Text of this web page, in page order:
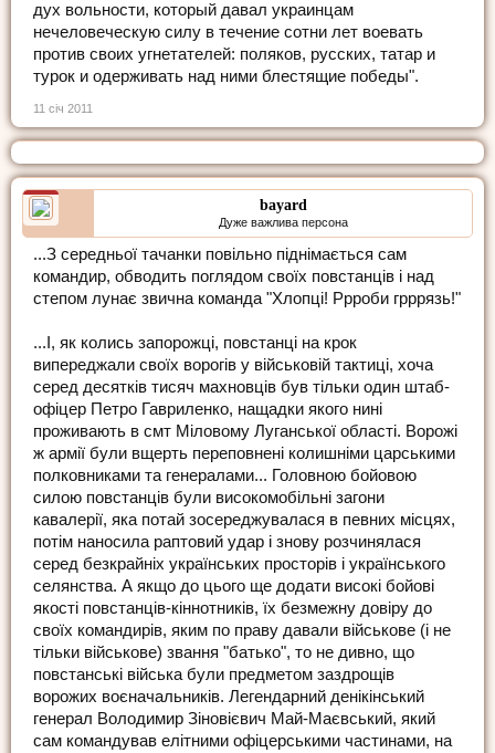
дух вольности, который давал украинцам
нечеловеческую силу в течение сотни лет воевать
против своих угнетателей: поляков, русских, татар и
турок и одерживать над ними блестящие победы".
11 січ 2011
bayard
Дуже важлива персона
...З середньої тачанки повільно піднімається сам
командир, обводить поглядом своїх повстанців і над
степом лунає звична команда "Хлопці! Ррроби грррязь!"
...І, як колись запорожці, повстанці на крок
випереджали своїх ворогів у військовій тактиці, хоча
серед десятків тисяч махновців був тільки один штаб-
офіцер Петро Гавриленко, нащадки якого нині
проживають в смт Міловому Луганської області. Ворожі
ж армії були вщерть переповнені колишніми царськими
полковниками та генералами... Головною бойовою
силою повстанців були високомобільні загони
кавалерії, яка потай зосереджувалася в певних місцях,
потім наносила раптовий удар і знову розчинялася
серед безкрайніх українських просторів і українського
селянства. А якщо до цього ще додати високі бойові
якості повстанців-кіннотників, їх безмежну довіру до
своїх командирів, яким по праву давали військове (і не
тільки військове) звання "батько", то не дивно, що
повстанські війська були предметом заздрощів
ворожих воєначальників. Легендарний денікінський
генерал Володимир Зіновієвич Май-Маєвський, який
сам командував елітними офіцерськими частинами, на